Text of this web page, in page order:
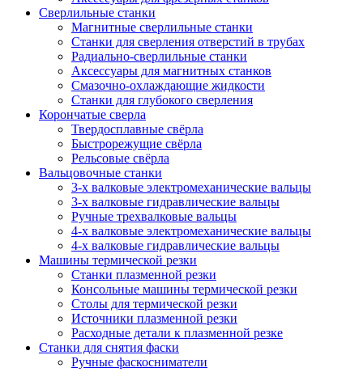
Сверлильные станки
Магнитные сверлильные станки
Станки для сверления отверстий в трубах
Радиально-сверлильные станки
Аксессуары для магнитных станков
Смазочно-охлаждающие жидкости
Станки для глубокого сверления
Корончатые сверла
Твердосплавные свёрла
Быстрорежущие свёрла
Рельсовые свёрла
Вальцовочные станки
3-х валковые электромеханические вальцы
3-х валковые гидравлические вальцы
Ручные трехвалковые вальцы
4-х валковые электромеханические вальцы
4-х валковые гидравлические вальцы
Машины термической резки
Станки плазменной резки
Консольные машины термической резки
Столы для термической резки
Источники плазменной резки
Расходные детали к плазменной резке
Станки для снятия фаски
Ручные фаскосниматели